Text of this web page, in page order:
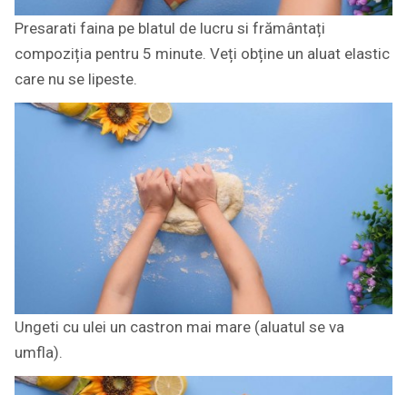
Presarati faina pe blatul de lucru si frământați
compoziția pentru 5 minute. Veți obține un aluat elastic
care nu se lipeste.
Ungeti cu ulei un castron mai mare (aluatul se va
umfla).